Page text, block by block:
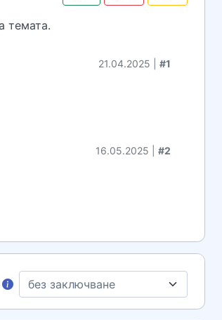
темата.
21.04.2025 | #1
16.05.2025 | #2